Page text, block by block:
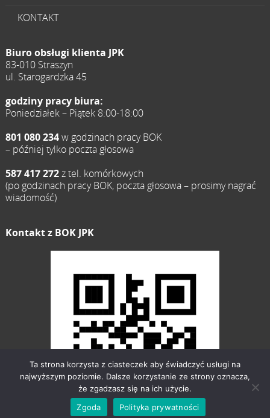
KONTAKT
Biuro obsługi klienta JPK
83-010 Straszyn
ul. Starogardzka 45
godziny pracy biura:
Poniedziałek – Piątek 8:00-18:00
801 080 234w godzinach pracy BOK
– później tylko poczta głosowa
587 417 272z tel. komórkowych
(po godzinach pracy BOK, poczta głosowa – prosimy nagrać
wiadomość)
Kontakt z BOK JPK
Ta strona korzysta z ciasteczek aby świadczyć usługi na
najwyższym poziomie. Dalsze korzystanie ze strony oznacza,
że zgadzasz się na ich użycie.
Zgoda
Polityka prywatności